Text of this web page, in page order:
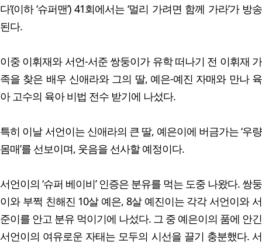
다’(이하 ‘슈퍼맨’) 41회에서는 ‘멀리 가려면 함께 가라’가 방송
된다.
이중 이휘재와 서언-서준 쌍둥이가 유학 떠나기 전 이휘재 가
족을 찾은 배우 신애라와 그의 딸, 예은-예진 자매와 만나 육
아 고수의 육아 비법 전수 받기에 나섰다.
특히 이날 서언이는 신애라의 큰 딸, 예은이에 버금가는 ‘우량
몸매’를 선보이며, 웃음을 선사할 예정이다.
서언이의 ‘슈퍼 베이비’ 인증은 분유를 먹는 도중 나왔다. 쌍둥
이와 부쩍 친해진 10살 예은, 8살 예진이는 각각 서언이와 서
준이를 안고 분유 먹이기에 나섰다. 그 중 예은이의 품에 안긴
서언이의 여유로운 자태는 모두의 시선을 끌기 충분했다. 서